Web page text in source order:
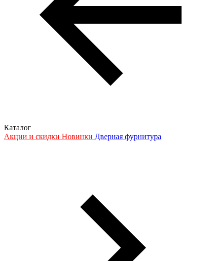
Каталог
Акции и скидки Новинки Дверная фурнитура